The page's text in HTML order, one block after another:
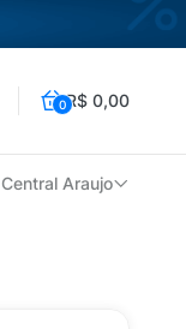
0R$ 0,00
Central Araujo